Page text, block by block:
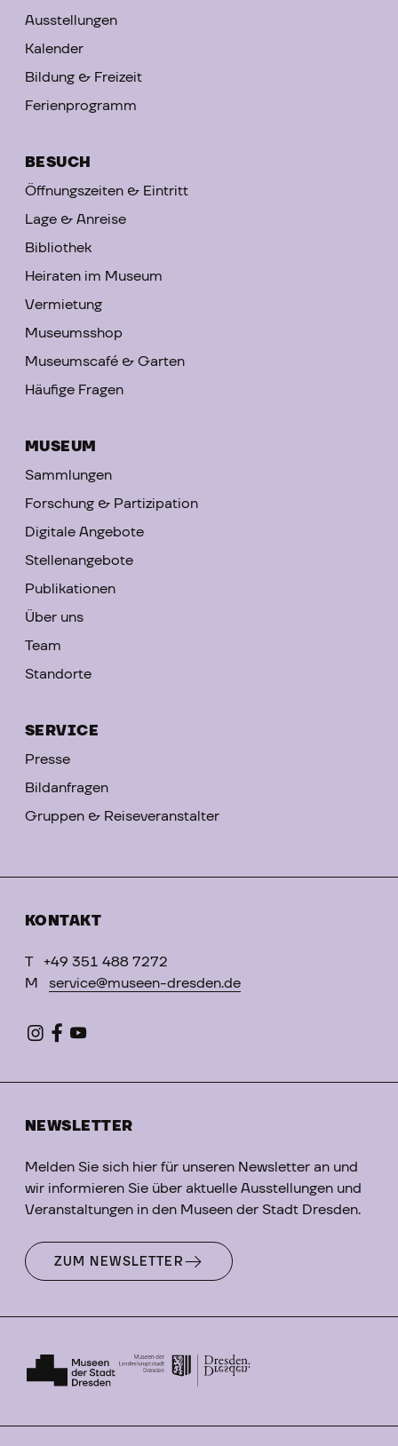
Ausstellungen
Kalender
Bildung & Freizeit
Ferienprogramm
BESUCH
Öffnungszeiten & Eintritt
Lage & Anreise
Bibliothek
Heiraten im Museum
Vermietung
Museumsshop
Museumscafé & Garten
Häufige Fragen
MUSEUM
Sammlungen
Forschung & Partizipation
Digitale Angebote
Stellenangebote
Publikationen
Über uns
Team
Standorte
SERVICE
Presse
Bildanfragen
Gruppen & Reiseveranstalter
KONTAKT
T
+49 351 488 7272
M
service@museen-dresden.de
NEWSLETTER
Melden Sie sich hier für unseren Newsletter an und
wir informieren Sie über aktuelle Ausstellungen und
Veranstaltungen in den Museen der Stadt Dresden.
ZUM NEWSLETTER